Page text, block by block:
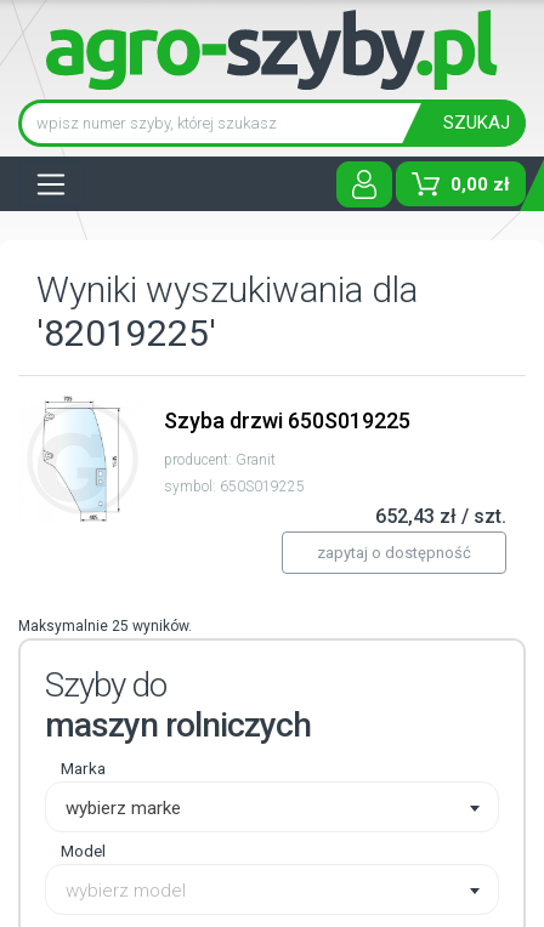
SZUKAJ
0,00 zł
Wyniki wyszukiwania dla
'82019225'
Szyba drzwi 650S019225
producent: Granit
symbol: 650S019225
652,43 zł / szt.
zapytaj o dostępność
Maksymalnie 25 wyników.
Szyby do
maszyn rolniczych
Marka
wybierz marke
Model
wybierz model